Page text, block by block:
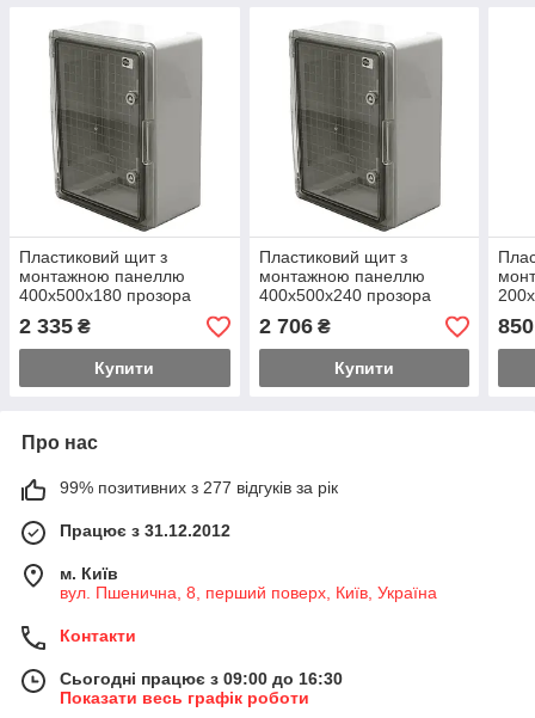
Пластиковий щит з
монтажною панеллю
400х500х180 прозора
дверцята для зовнішнього
монтажу
2 335 ₴
Купити
Пластиковий щит з
монтажною панеллю
400х500х240 прозора
дверцята для зовнішнього
монтажу
2 706₴
Купити
850
Про нас
99% позитивних з 277 відгуків за рік
Працює з 31.12.2012
м. Київ
вул. Пшенична, 8, перший поверх, Київ, Україна
Контакти
Сьогодні працює з 09:00 до 16:30
Показати весь графік роботи